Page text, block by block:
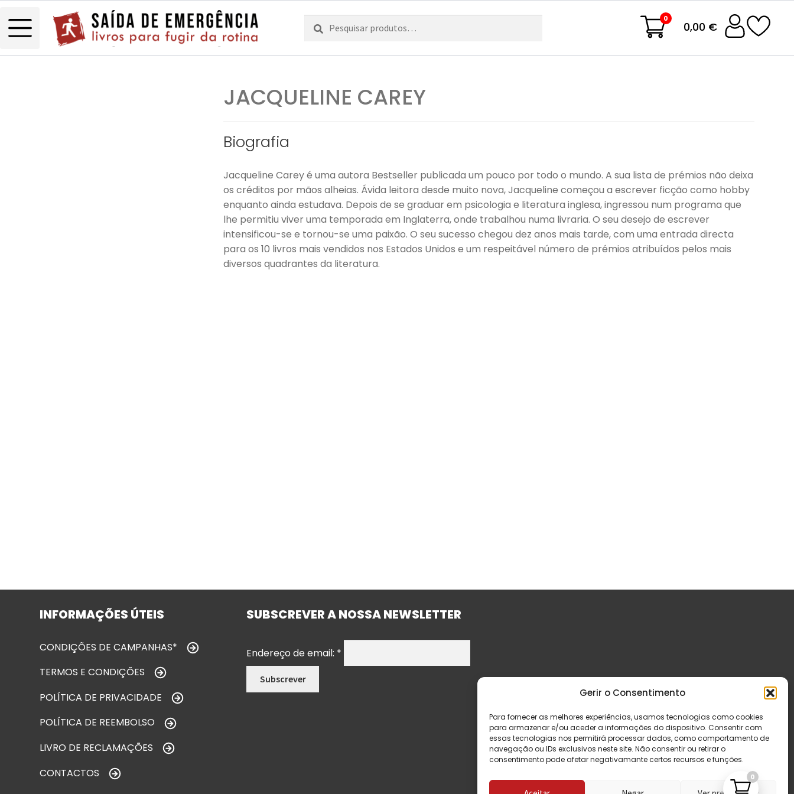
Gerir o Consentimento
Para fornecer as melhores experiências, usamos tecnologias como cookies
para armazenar e/ou aceder a informações do dispositivo. Consentir com
essas tecnologias nos permitirá processar dados, como comportamento de
navegação ou IDs exclusivos neste site. Não consentir ou retirar o
consentimento pode afetar negativamante certos recursos e funções.
Pesquisar
por:
Pesquisa 0
0,00 €
JACQUELINE CAREY
Biografia
Jacqueline Carey é uma autora Bestseller publicada um pouco por todo o mundo. A sua lista de prémios não deixa
os créditos por mãos alheias. Ávida leitora desde muito nova, Jacqueline começou a escrever ficção como hobby
enquanto ainda estudava. Depois de se graduar em psicologia e literatura inglesa, ingressou num programa que
lhe permitiu viver uma temporada em Inglaterra, onde trabalhou numa livraria. O seu desejo de escrever
intensificou-se e tornou-se uma paixão. O seu sucesso chegou dez anos mais tarde, com uma entrada directa
para os 10 livros mais vendidos nos Estados Unidos e um respeitável número de prémios atribuídos pelos mais
diversos quadrantes da literatura.
INFORMAÇÕES ÚTEIS
CONDIÇÕES DE CAMPANHAS*
TERMOS E CONDIÇÕES
POLÍTICA DE PRIVACIDADE
POLÍTICA DE REEMBOLSO
LIVRO DE RECLAMAÇÕES
CONTACTOS
SUBSCREVER A NOSSA NEWSLETTER
Endereço de email: *
0